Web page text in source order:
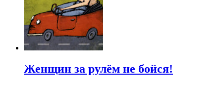
Женщин за рулём не бойся!